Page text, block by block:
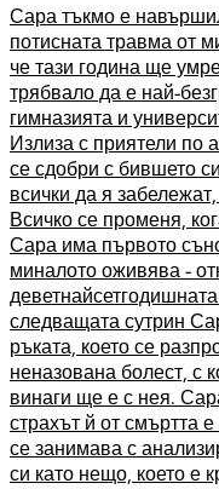
Сара тъкмо е
потисната травма от
че тази година ще
трябвало да е най-
гимназията и
Излиза с приятели по
се сдобри с бившето
всички да я
Всичко се променя,
Сара има първото
миналото оживява -
следващата сутрин
ръката, което се
неназована болест, с
винаги ще е с нея.
страхът й от смъртта
се занимава с
си като нещо, което е